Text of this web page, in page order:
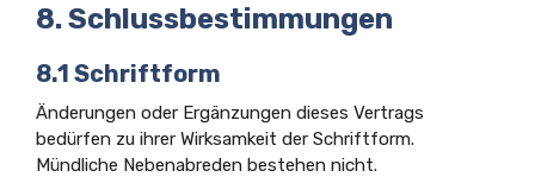
8. Schlussbestimmungen
8.1 Schriftform
Änderungen oder Ergänzungen dieses Vertrags
bedürfen zu ihrer Wirksamkeit der Schriftform.
Mündliche Nebenabreden bestehen nicht.